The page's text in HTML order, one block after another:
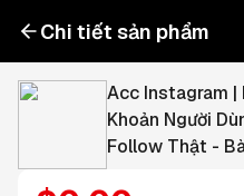
Chi tiết sản phẩm
Acc Instagram |
Khoản Người
Follow Thật -